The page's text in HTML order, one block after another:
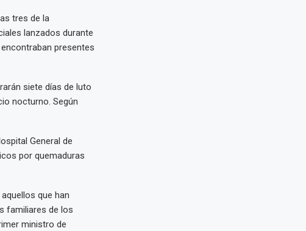
tres de la
lanzados durante
presentes
siete días de luto
nocturno. Según
General de
por quemaduras
que han
familiares de los
ministro de